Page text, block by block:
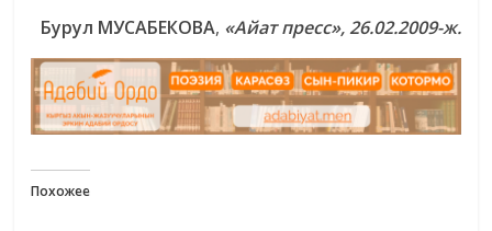
Бурул МУСАБЕКОВА, «Айат пресс», 26.02.2009-ж.
Похожее